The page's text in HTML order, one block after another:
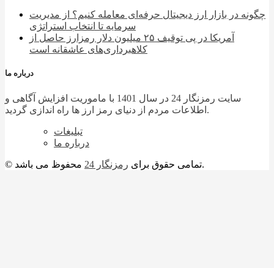
چگونه در بازار ارز دیجیتال حرفه‌ای معامله کنیم؟ از مدیریت
سرمایه تا انتخاب استراتژی
آمریکا در پی توقیف ۲۵ میلیون دلار رمزارز حاصل از
کلاهبرداری‌های عاشقانه است
درباره ما
سایت رمزنگار 24 در سال 1401 با ماموریت افزایش آگاهی و
اطلاعات مردم از دنیای رمز ارز ها راه اندازی گردید.
تبلیغات
درباره ما
© تمامی حقوق برای رمزنگار 24 محفوظ می باشد.